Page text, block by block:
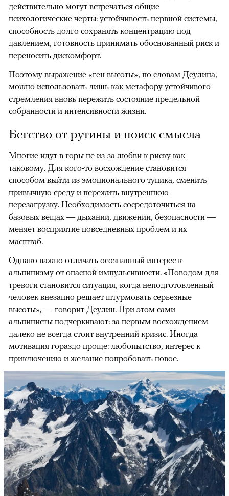
действительно могут встречаться общие
психологические черты: устойчивость нервной системы,
способность долго сохранять концентрацию под
давлением, готовность принимать обоснованный риск и
переносить дискомфорт.
Поэтому выражение «ген высоты», по словам Деулина,
можно использовать лишь как метафору устойчивого
стремления вновь пережить состояние предельной
собранности и интенсивности жизни.
Бегство от рутины и поиск смысла
Многие идут в горы не из-за любви к риску как
таковому. Для кого-то восхождение становится
способом выйти из эмоционального тупика, сменить
привычную среду и пережить внутреннюю
перезагрузку. Необходимость сосредоточиться на
базовых вещах — дыхании, движении, безопасности —
меняет восприятие повседневных проблем и их
масштаб.
Однако важно отличать осознанный интерес к
альпинизму от опасной импульсивности. «Поводом для
тревоги становится ситуация, когда неподготовленный
человек внезапно решает штурмовать серьезные
высоты», — говорит Деулин. При этом сами
альпинисты подчеркивают: за первым восхождением
далеко не всегда стоит внутренний кризис. Иногда
мотивация гораздо проще: любопытство, интерес к
приключению и желание попробовать новое.